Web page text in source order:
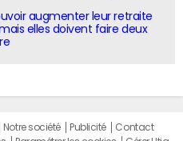
augmenter leur retraite
elles doivent faire deux
Notre société Publicité
Contact